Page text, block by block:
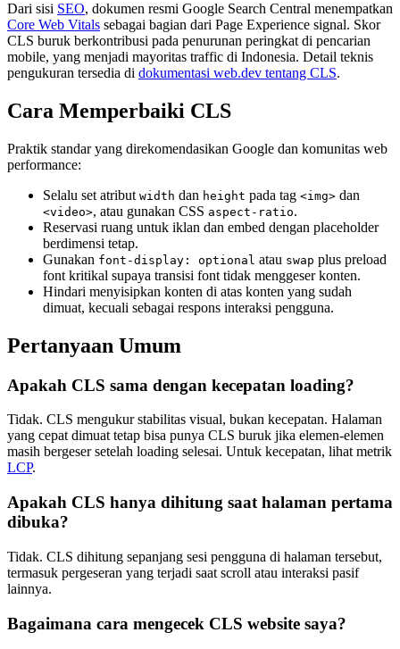
Dari sisi SEO, dokumen resmi Google Search Central menempatkan
Core Web Vitals sebagai bagian dari Page Experience signal. Skor
CLS buruk berkontribusi pada penurunan peringkat di pencarian
mobile, yang menjadi mayoritas traffic di Indonesia. Detail teknis
pengukuran tersedia di dokumentasi web.dev tentang CLS.
Cara Memperbaiki CLS
Praktik standar yang direkomendasikan Google dan komunitas web
performance:
Selalu set atribut width dan height pada tag <img> dan
<video>, atau gunakan CSS aspect-ratio.
Reservasi ruang untuk iklan dan embed dengan placeholder
berdimensi tetap.
Gunakan font-display: optional atau swap plus preload
font kritikal supaya transisi font tidak menggeser konten.
Hindari menyisipkan konten di atas konten yang sudah
dimuat, kecuali sebagai respons interaksi pengguna.
Pertanyaan Umum
Apakah CLS sama dengan kecepatan loading?
Tidak. CLS mengukur stabilitas visual, bukan kecepatan. Halaman
yang cepat dimuat tetap bisa punya CLS buruk jika elemen-elemen
masih bergeser setelah loading selesai. Untuk kecepatan, lihat metrik
LCP.
Apakah CLS hanya dihitung saat halaman pertama
dibuka?
Tidak. CLS dihitung sepanjang sesi pengguna di halaman tersebut,
termasuk pergeseran yang terjadi saat scroll atau interaksi pasif
lainnya.
Bagaimana cara mengecek CLS website saya?